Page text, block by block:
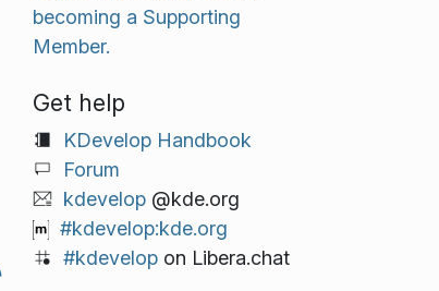
becoming a Supporting
Member.
Get help
KDevelop Handbook
Forum
kdevelop@kde.org
#kdevelop:kde.org
#kdevelopon Libera.chat